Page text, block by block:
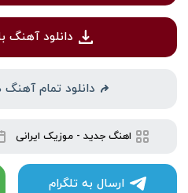
دانلود آهنگ با
دانلود تمام آهنگ
اهنگ جدید -موزیک ایرانی
ارسال به تلگرام